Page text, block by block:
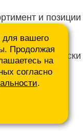
для вашего
Продолжая
на
согласно
.
и позиции
и списки
КП!